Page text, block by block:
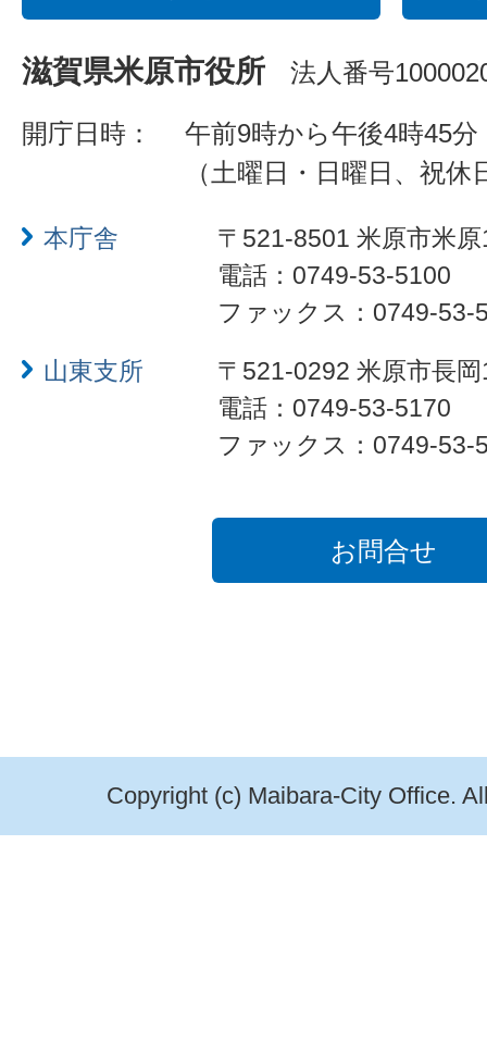
滋賀県米原市役所 法人番号
開庁日時：
午前9時から午後4時45分
（土曜日・日曜日、祝
本庁舎
〒521-8501 米原市米
電話：0749-53-5100
ファックス：0749-53-
山東支所
〒521-0292 米原市長
電話：0749-53-5170
ファックス：0749-53-
お問合せ
Copyright (c) Maibara-City Office.